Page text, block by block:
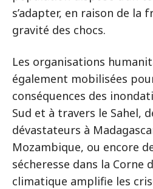
s’adapter, en raison de la
gravité des chocs.
Les organisations
également mobilisées
conséquences des
Sud et à travers le Sahel,
dévastateurs à
Mozambique, ou encore
sécheresse dans la Corne
climatique amplifie les